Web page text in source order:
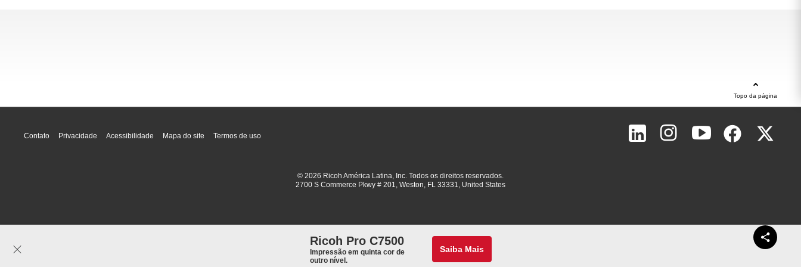
Ricoh Pro C7500
Impressão em quinta cor de
outro nível.
Saiba Mais
Topo da página
Contato Privacidade Acessibilidade Mapa do site Termos de uso
© 2026 Ricoh América Latina, Inc. Todos os direitos reservados.
2700 S Commerce Pkwy # 201, Weston, FL 33331, United States